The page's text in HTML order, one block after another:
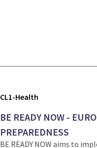
CL1-Health
BE READY NOW -
PREPAREDNESS
BE READY NOW aims to